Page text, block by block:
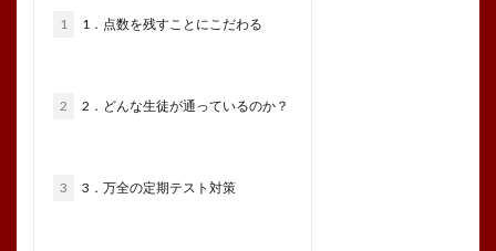
1 1．点数を残すことにこだわる
2 2．どんな生徒が通っているのか？
3 3．万全の定期テスト対策